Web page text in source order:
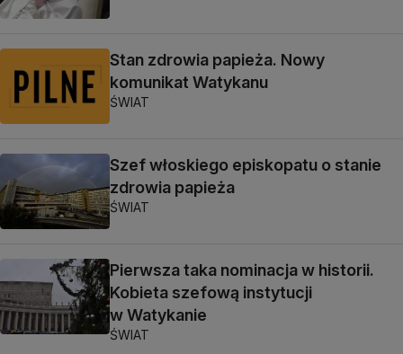
Stan zdrowia papieża. Nowy
komunikat Watykanu
ŚWIAT
Szef włoskiego episkopatu o stanie
zdrowia papieża
ŚWIAT
Pierwsza taka nominacja w historii.
Kobieta szefową instytucji
w Watykanie
ŚWIAT